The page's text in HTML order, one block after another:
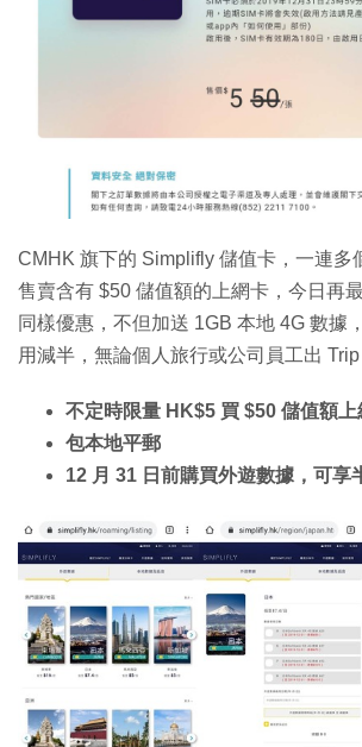
Enterprise Digital Transformation
CMHK 旗下的 Simplifly 儲值卡，一連多
售賣含有 $50 儲值額的上網卡，今日再
同樣優惠，不但加送 1GB 本地 4G 數據
用減半，無論個人旅行或公司員工出 Trip
不定時限量 HK$5 買 $50 儲值額上
包本地平郵
12 月 31 日前購買外遊數據，可享